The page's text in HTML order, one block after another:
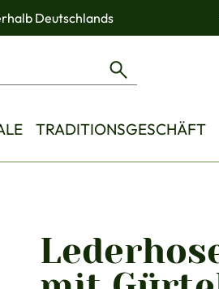
Deutschlands
TRADITIONSGESCHÄFT